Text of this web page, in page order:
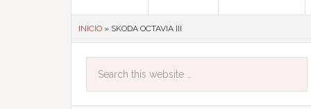
INICIO » SKODA OCTAVIA III